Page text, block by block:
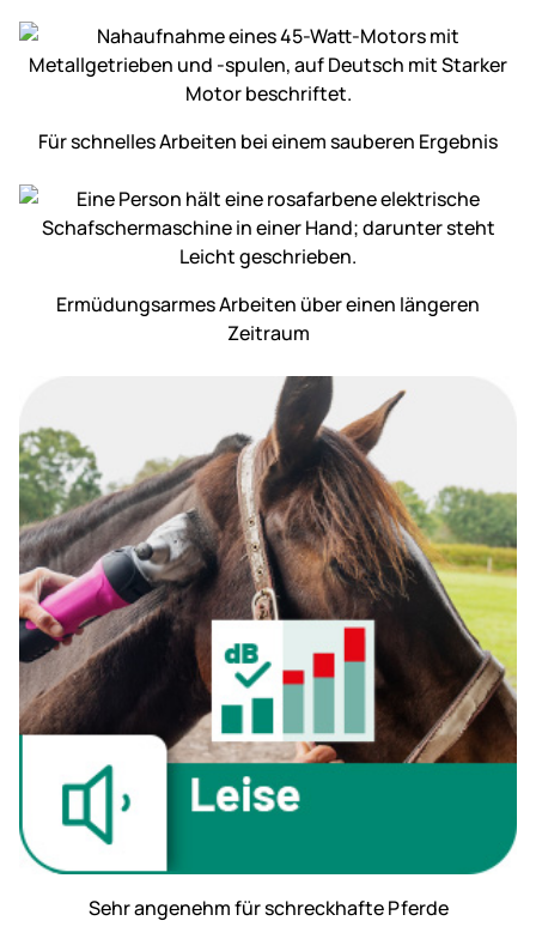
Für schnelles Arbeiten bei einem sauberen Ergebnis
Ermüdungs­armes Arbeiten über einen längeren
Zeitraum
Sehr angenehm für schreckhafte Pferde